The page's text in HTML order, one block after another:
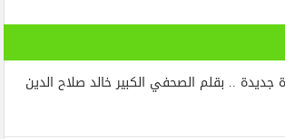
جديدة .. بقلم الصحفي الكبير خالد صلاح الدين